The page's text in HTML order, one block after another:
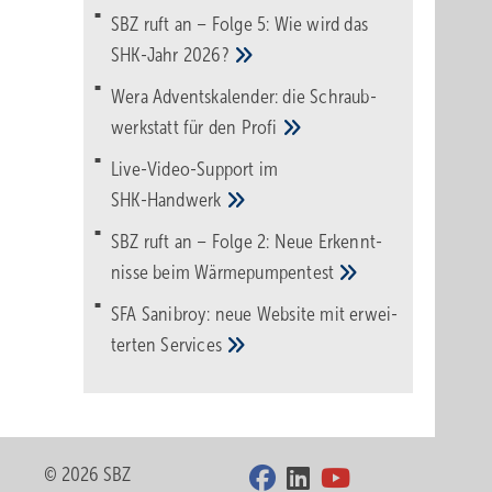
SBZ ruft an – Folge 5: Wie wird das
SHK-Jahr 2026?
Wera Adventskalender: die Schraub­
werk­statt für den Pro­fi
Live-Video-Support im
SHK-Handwerk
SBZ ruft an – Folge 2: Neue Erkennt­
nisse beimWärme­pumpen­test
SFA Sanibroy: neue Web­site mit erwei­
tertenServices
© 2026 SBZ